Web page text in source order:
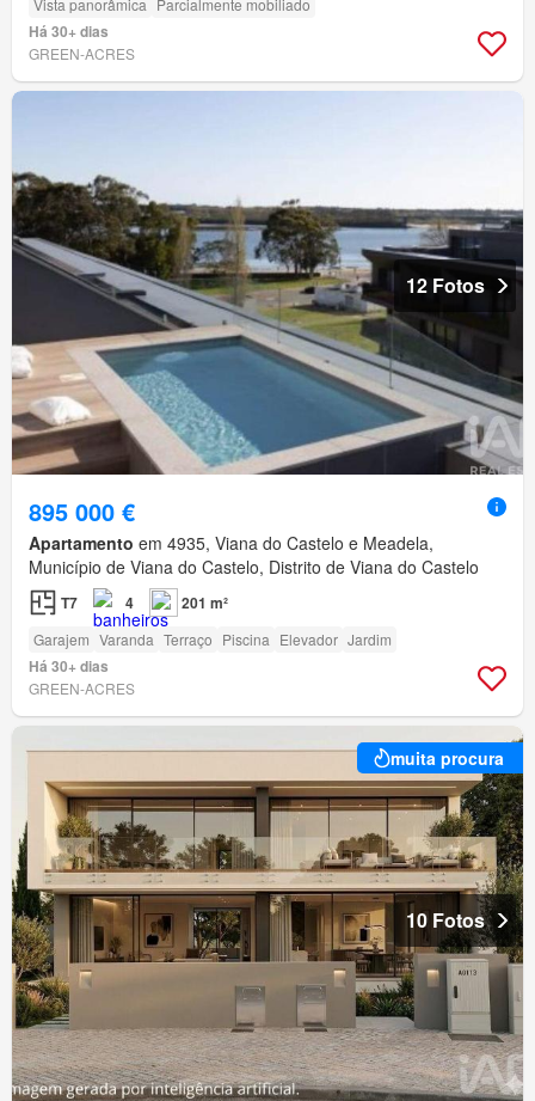
Vista panorâmica Parcialmente mobiliado
Há 30+ dias
GREEN-ACRES
12 Fotos
895 000 €
Apartamento em 4935, Viana do Castelo e Meadela,
Município de Viana do Castelo, Distrito de Viana do Castelo
T7 4 201 m²
Garajem Varanda Terraço Piscina Elevador Jardim
Há 30+ dias
GREEN-ACRES
muita procura
10 Fotos